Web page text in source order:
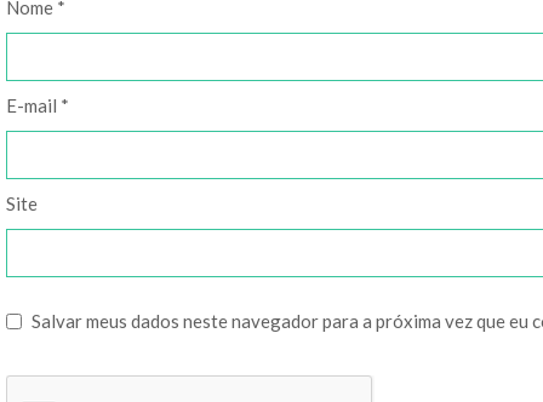
Nome *
E-mail *
Site
Salvar meus dados neste navegador para a próxima vez que eu